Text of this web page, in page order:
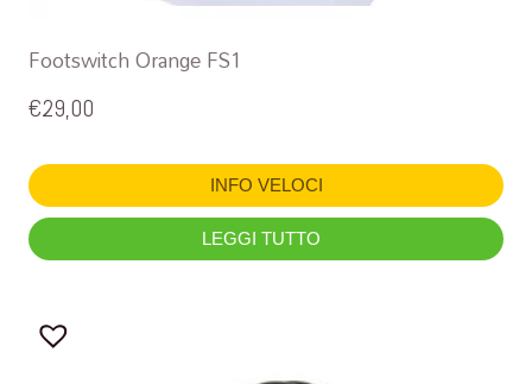
Footswitch Orange FS1
€29,00
INFO VELOCI
LEGGI TUTTO